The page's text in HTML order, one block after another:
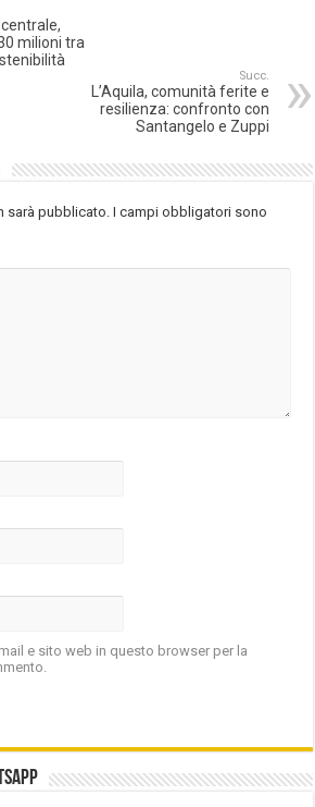
milioni tra
Succ.
L’Aquila, comunità ferite e
resilienza: confronto con
Santangelo e Zuppi
sarà pubblicato. I campi obbligatori sono
e sito web in questo browser per la